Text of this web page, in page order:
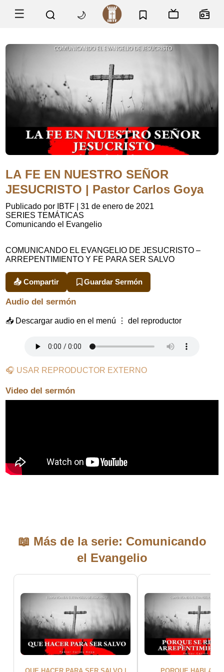
☰ 🌙
LA FE EN NUESTRO SEÑOR
JESUCRISTO | Pastor Carlos Goya
Publicado por IBTF
31 de enero de 2021
SERIES TEMÁTICAS
Comunicando el Evangelio
COMUNICANDO EL EVANGELIO DE JESUCRISTO –
ARREPENTIMIENTO Y FE PARA SER SALVO
📤 Compartir Guardar Sermón
Audio del sermón
📥 Descargar audio en el menú ⋮ del reproductor
🎧 USAR REPRODUCTOR EXTERNO
Video del sermón
📖 Más de la serie: Comunicando
el Evangelio